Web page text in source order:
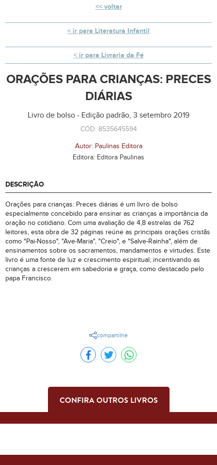
voltar
ir para Literatura Infantil
ir para Livraria da Fé
ORAÇÕES PARA CRIANÇAS: PRECES
DIÁRIAS
Livro de bolso - Edição padrão, 3 setembro 2019
CÓD: 8535645594
Autor: Paulinas Editora
Editora: Editora Paulinas
DESCRIÇÃO
Orações para crianças: Preces diárias é um livro de bolso
especialmente concebido para ensinar as crianças a importância da
oração no cotidiano. Com uma avaliação de 4,8 estrelas de 762
leitores, esta obra de 32 páginas reúne as principais orações cristãs
como "Pai-Nosso", "Ave-Maria", "Creio", e "Salve-Rainha", além de
ensinamentos sobre os sacramentos, mandamentos e virtudes. Este
livro é uma fonte de luz e crescimento espiritual, incentivando as
crianças a crescerem em sabedoria e graça, como destacado pelo
papa Francisco.
compartilhe
CONFIRA OUTROS LIVROS